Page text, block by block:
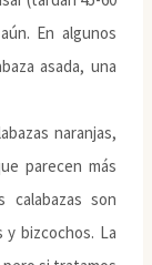
En algunos
asada, una
naranjas,
parecen más
calabazas son
bizcochos. La